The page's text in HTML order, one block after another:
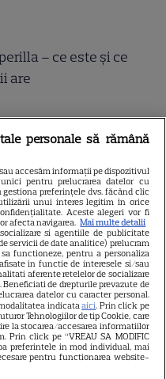
– ce este și ce
are
Mării – Postul
Maicii Domnului. Ce
în post
de gătit îți trebuie
muți singur – ustensile
personale să rămână
accesăm informații pe dispozitivul
pentru prelucrarea datelor cu
preferințele dvs. făcând clic
unui interes legitim în orice
Aceste alegeri vor fi
afecta navigarea. Mai multe detalii
si agentiile de publicitate
servicii de date analitice) prelucram
functioneze, pentru a personaliza
in functie de interesele si/sau
aferente retelelor de socializare
de drepturile prevazute de
datelor cu caracter personal.
indicataaici. Prin click pe
Tehnologiilor de tip Cookie, care
la stocarea/accesarea informatiilor
Prin click pe “VREAU SA MODIFIC
preferintele in mod individual, mai
pentru functionarea website-